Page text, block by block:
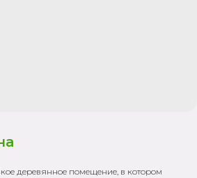
деревянное помещение, в котором